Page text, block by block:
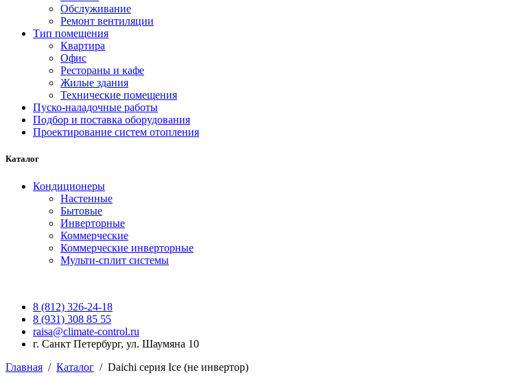
Обслуживание
Ремонт вентиляции
Тип помещения
Квартира
Офис
Рестораны и кафе
Жилые здания
Технические помещения
Пуско-наладочные работы
Подбор и поставка оборудования
Проектирование систем отопления
Каталог
Кондиционеры
Настенные
Бытовые
Инверторные
Коммерческие
Коммерческие инверторные
Мульти-сплит системы
8 (812) 326-24-18
8 (931) 308 85 55
raisa@climate-control.ru
г. Санкт Петербург, ул. Шаумяна 10
Главная / Каталог / Daichi серия Ice (не инвертор)